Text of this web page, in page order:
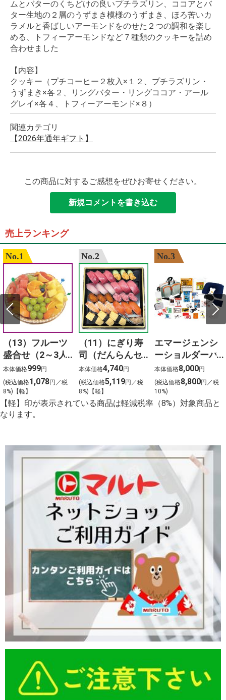
ムとバターのくちどけの良いプチラズリン、ココアとバ
ター生地の２層のうずまき模様のうずまき、ほろ苦いカ
ラメルと香ばしいアーモンドをのせた２つの調和を楽し
める、トフィーアーモンドなど７種類のクッキーを詰め
合わせました
【内容】
クッキー（プチコーヒー２枚入×１２、プチラズリン・
うずまき×各２、リングバター・リングココア・アール
グレイ×各４、トフィーアーモンド×８）
関連カテゴリ
【2026年通年ギフト】
この商品に対するご感想をぜひお寄せください。
新規コメントを書き込む
売上ランキング
No.1
（13）フルーツ
盛合せ（2～3人
前）
本体価格999円
(税込価格1,078円／税
8%)【軽】
No.2
（11）にぎり寿
司（だんらんセ
ット）3人前
本体価格4,740円
(税込価格5,119円／税
8%)【軽】
No.3
エマージェンシ
ーショルダーバ
ッグ24点セット
本体価格8,000円
(税込価格8,800円／税
10%)
【軽】印が表示されている商品は軽減税率（8%）対象商品と
なります。